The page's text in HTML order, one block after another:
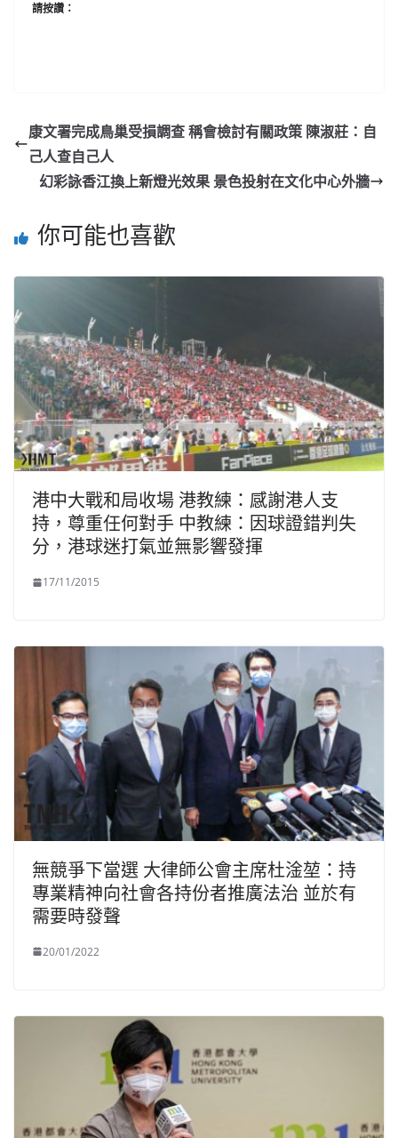
請按讚：
康文署完成鳥巢受損調查 稱會檢討有關政策 陳淑莊：自
己人查自己人
幻彩詠香江換上新燈光效果 景色投射在文化中心外牆
你可能也喜歡
港中大戰和局收場 港教練：感謝港人支
持，尊重任何對手 中教練：因球證錯判失
分，港球迷打氣並無影響發揮
17/11/2015
無競爭下當選 大律師公會主席杜淦堃：持
專業精神向社會各持份者推廣法治 並於有
需要時發聲
20/01/2022